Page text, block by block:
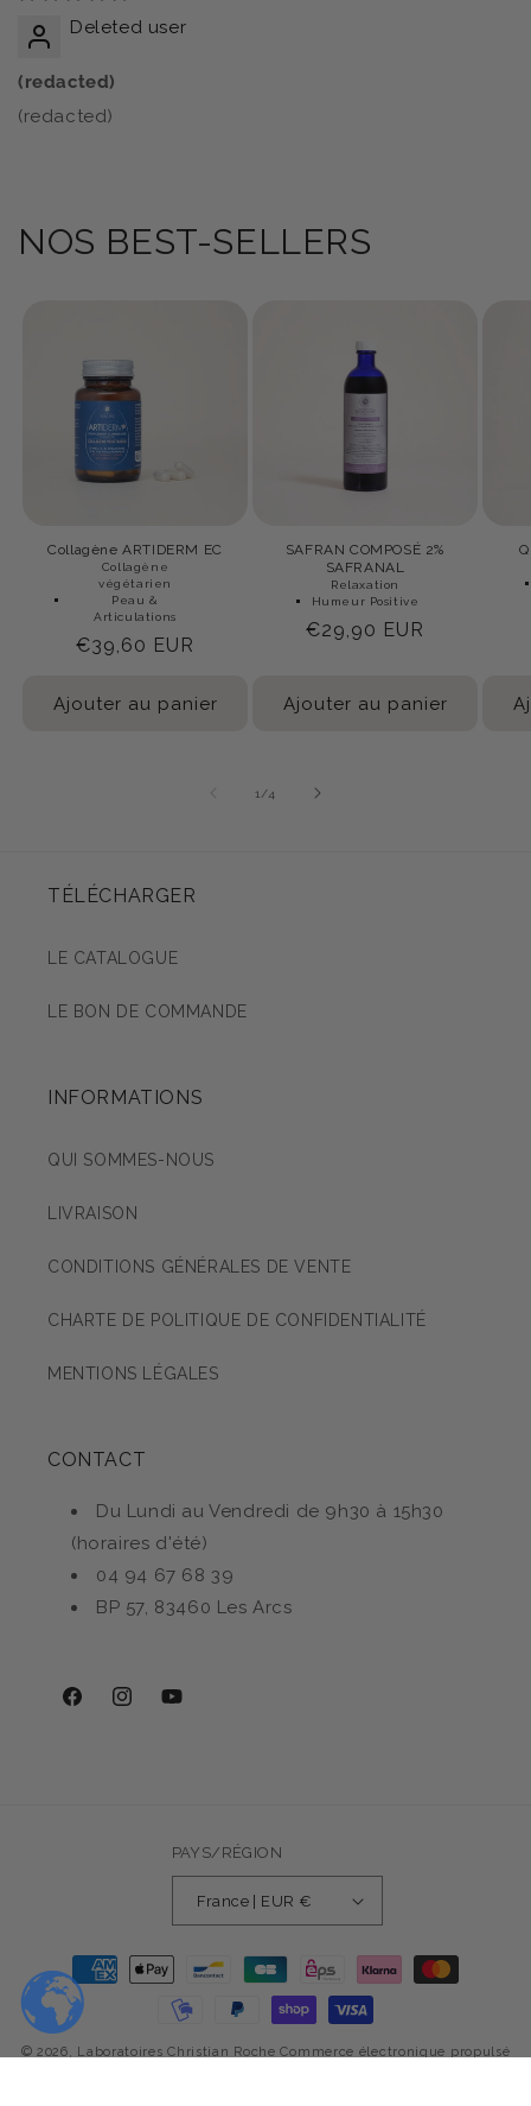
Deleted user
(redacted)
(redacted)
NOS BEST-SELLERS
Collagène ARTIDERM EC
Collagène
végétarien
Peau &
Articulations
Prix
€39,60 EUR
Ajouter au panier
SAFRAN COMPOSÉ 2%
SAFRANAL
Relaxation
Humeur Positive
Prix
€29,90 EUR
Ajouter au panier
1 /
de
4
TÉLÉCHARGER
LE CATALOGUE
LE BON DE COMMANDE
INFORMATIONS
QUI SOMMES-NOUS
LIVRAISON
CONDITIONS GÉNÉRALES DE VENTE
CHARTE DE POLITIQUE DE CONFIDENTIALITÉ
MENTIONS LÉGALES
CONTACT
Du Lundi au Vendredi de 9h30 à 15h30
(horaires d'été)
04 94 67 68 39
BP 57, 83460 Les Arcs
FacebookInstagramYouTube
PAYS/RÉGION
France | EUR €
Moyens
de
paiement
© 2026, Laboratoires Christian Roche Commerce électronique propulsé